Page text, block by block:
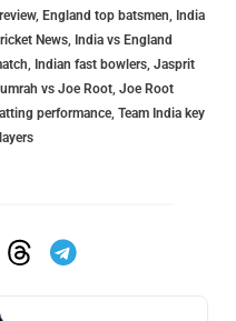
, England top batsmen India
News, India vs England
Indian fast bowlers, Jasprit
vs Joe Root, Joe Root
performance, Team India key